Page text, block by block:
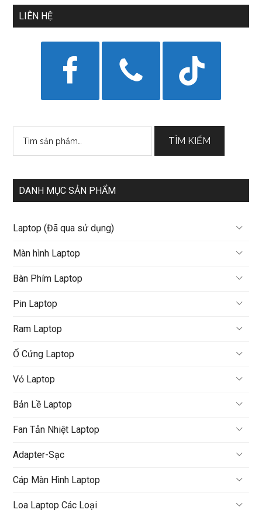
LIÊN HỆ
TÌM KIẾM
DANH MỤC SẢN PHẨM
Laptop (Đã qua sử dụng)
Màn hình Laptop
Bàn Phím Laptop
Pin Laptop
Ram Laptop
Ổ Cứng Laptop
Vỏ Laptop
Bản Lề Laptop
Fan Tản Nhiệt Laptop
Adapter-Sạc
Cáp Màn Hình Laptop
Loa Laptop Các Loại